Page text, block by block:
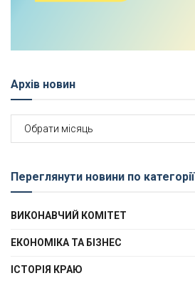
Архів новин
новин
Переглянути новини по категорії
ВИКОНАВЧИЙ КОМІТЕТ
ЕКОНОМІКА ТА БІЗНЕС
ІСТОРІЯ КРАЮ